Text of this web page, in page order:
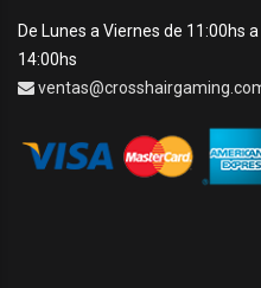
De Lunes a Viernes de 11:00hs
14:00hs